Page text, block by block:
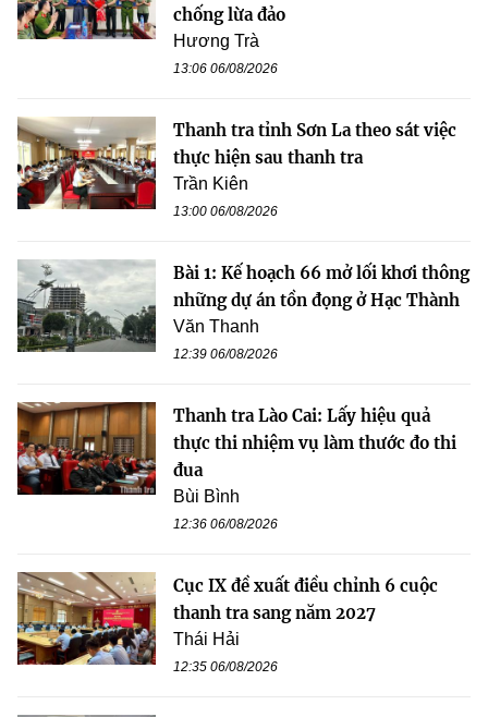
chống lừa đảo
Hương Trà
13:06 06/08/2026
Thanh tra tỉnh Sơn La theo sát việc
thực hiện sau thanh tra
Trần Kiên
13:00 06/08/2026
Bài 1: Kế hoạch 66 mở lối khơi thông
những dự án tồn đọng ở Hạc Thành
Văn Thanh
12:39 06/08/2026
Thanh tra Lào Cai: Lấy hiệu quả
thực thi nhiệm vụ làm thước đo thi
đua
Bùi Bình
12:36 06/08/2026
Cục IX đề xuất điều chỉnh 6 cuộc
thanh tra sang năm 2027
Thái Hải
12:35 06/08/2026